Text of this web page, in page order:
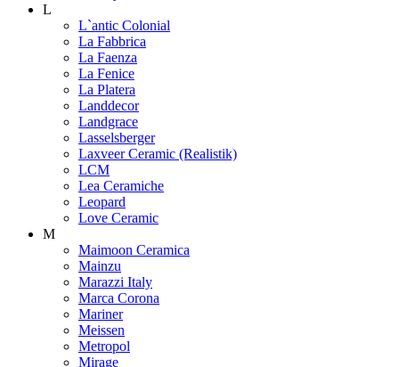
L
L`antic Colonial
La Fabbrica
La Faenza
La Fenice
La Platera
Landdecor
Landgrace
Lasselsberger
Laxveer Ceramic (Realistik)
LCM
Lea Ceramiche
Leopard
Love Ceramic
M
Maimoon Ceramica
Mainzu
Marazzi Italy
Marca Corona
Mariner
Meissen
Metropol
Mirage